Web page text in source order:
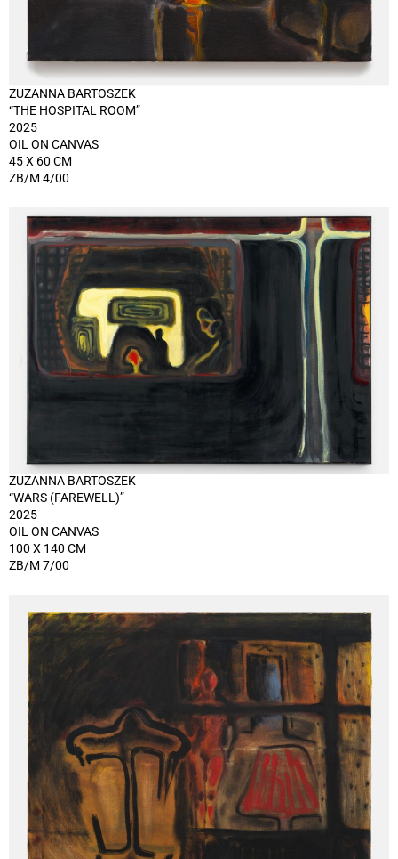
ZUZANNA BARTOSZEK
“THE HOSPITAL ROOM”
2025
OIL ON CANVAS
45 X 60 CM
ZB/M 4/00
ZUZANNA BARTOSZEK
“WARS (FAREWELL)”
2025
OIL ON CANVAS
100 X 140 CM
ZB/M 7/00